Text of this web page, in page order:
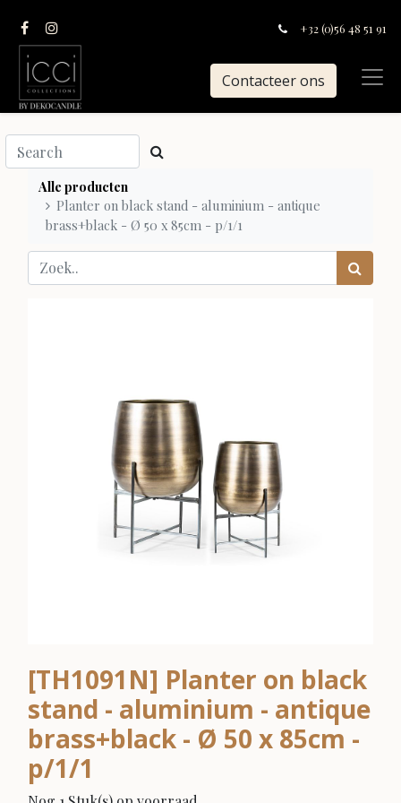
+32 (0)56 48 51 91
Contacteer ons
Alle producten
Planter on black stand - aluminium - antique
brass+black - Ø 50 x 85cm - p/1/1
[TH1091N] Planter on black
stand - aluminium - antique
brass+black - Ø 50 x 85cm -
p/1/1